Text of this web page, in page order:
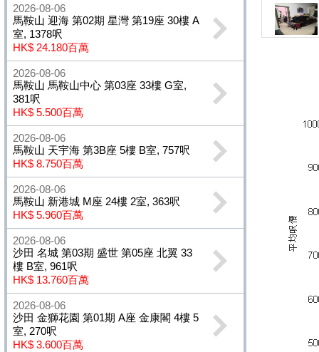
2026-08-06
馬鞍山 迎海 第02期 星灣 第19座 30樓 A
室, 1378呎
HK$ 24.180百萬
2026-08-06
馬鞍山 馬鞍山中心 第03座 33樓 G室,
381呎
HK$ 5.500百萬
2026-08-06
馬鞍山 天宇海 第3B座 5樓 B室, 757呎
HK$ 8.750百萬
2026-08-06
馬鞍山 新港城 M座 24樓 2室, 363呎
HK$ 5.960百萬
2026-08-06
沙田 名城 第03期 盛世 第05座 北翼 33
樓 B室, 961呎
HK$ 13.760百萬
2026-08-06
沙田 金獅花園 第01期 A座 金康閣 4樓 5
室, 270呎
HK$ 3.600百萬